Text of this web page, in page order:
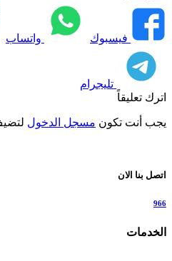
فيسبوك واتساب
تليجرام
اترك تعليقاً
يجب أنت تكون مسجل الدخول
اتصل بنا الان
966
الخدمات